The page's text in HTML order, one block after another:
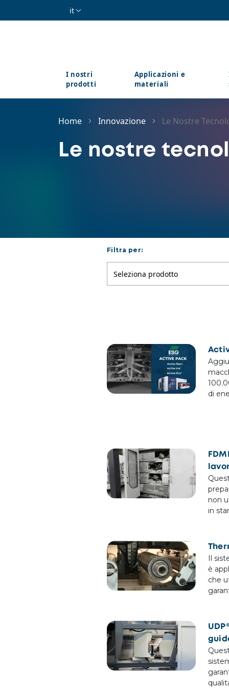
Salta al contenuto principale
it
I nostri
prodotti
Applicazioni e
materiali
Home Innovazione Le Nostre
Le nostre
Filtra per:
Seleziona prodotto
di
non
in
Il
è
che